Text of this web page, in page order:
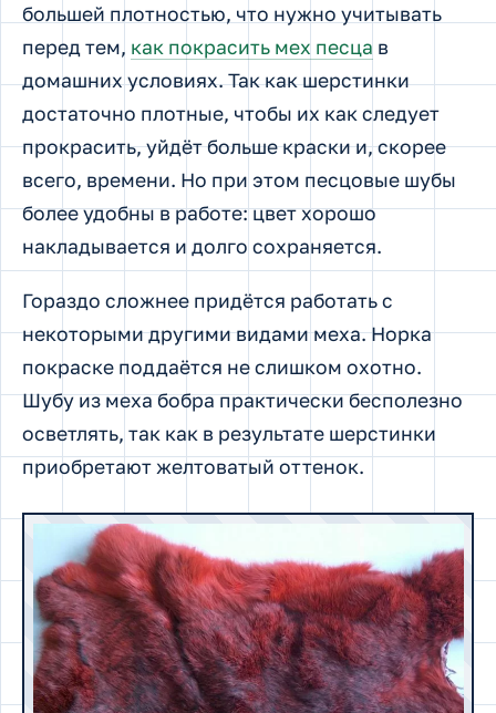
большей плотностью, что нужно учитывать
перед тем, как покрасить мех песца в
домашних условиях. Так как шерстинки
достаточно плотные, чтобы их как следует
прокрасить, уйдёт больше краски и, скорее
всего, времени. Но при этом песцовые шубы
более удобны в работе: цвет хорошо
накладывается и долго сохраняется.
Гораздо сложнее придётся работать с
некоторыми другими видами меха. Норка
покраске поддаётся не слишком охотно.
Шубу из меха бобра практически бесполезно
осветлять, так как в результате шерстинки
приобретают желтоватый оттенок.